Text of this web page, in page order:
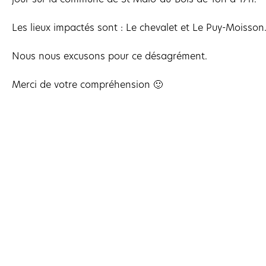
Les lieux impactés sont : Le chevalet et Le Puy-Moisson.
Nous nous excusons pour ce désagrément.
Merci de votre compréhension 🙂